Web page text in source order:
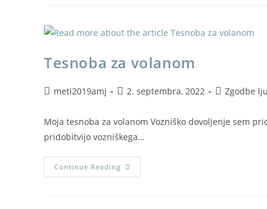
Tesnoba za volanom
meti2019amj 2. septembra, 2022 Zgodbe
Moja tesnoba za volanom Vozniško dovoljenje sem
pridobitvijo vozniškega…
Continue Reading